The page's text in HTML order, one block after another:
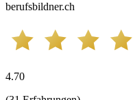
berufsbildner.ch
4.70